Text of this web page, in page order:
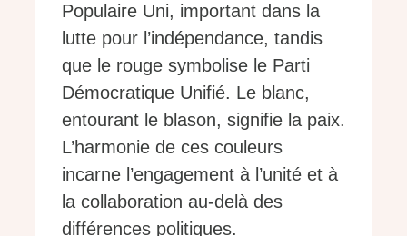
Populaire Uni, important dans la
lutte pour l’indépendance, tandis
que le rouge symbolise le Parti
Démocratique Unifié. Le blanc,
entourant le blason, signifie la paix.
L’harmonie de ces couleurs
incarne l’engagement à l’unité et à
la collaboration au-delà des
différences politiques.